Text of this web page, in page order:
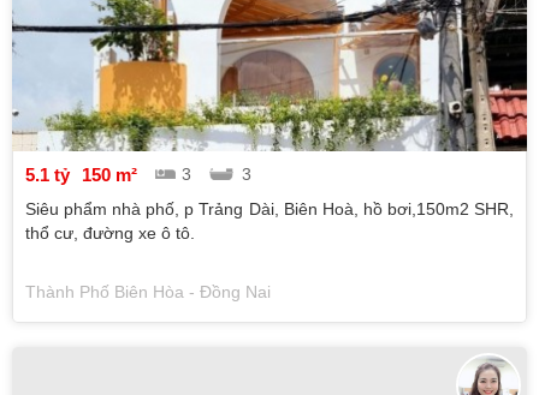
5.1 tỷ 150 m² 3
3
Siêu phẩm nhà phố, p Trảng Dài, Biên Hoà, hồ bơi,150m2 SHR,
thổ cư, đường xe ô tô.
Thành Phố Biên Hòa - Đồng Nai